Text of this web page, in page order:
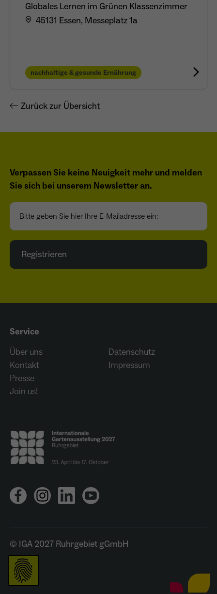
Globales Lernen im Grünen Klassenzimmer
45131 Essen, Messeplatz 1a
nachhaltige & gesunde Ernährung
Zurück zur Übersicht
Verpassen Sie keine Neuigkeit mehr und melden
Sie sich bei unserem Newsletter an.
Bitte geben Sie hier Ihre E-Mailadresse ein:
Registrieren
Service
Über uns
Kontakt
Presse
Join us!
Datenschutz
Impressum
© IGA 2027 Ruhrgebiet gGmbH